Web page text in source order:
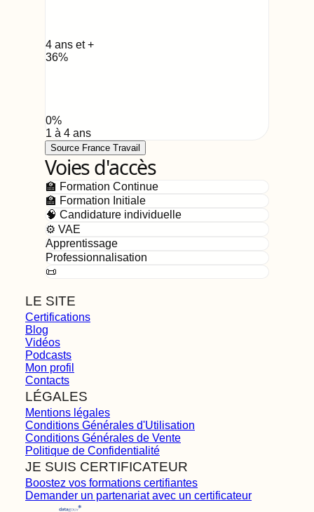
4 ans et +
36%
0%
1 à 4 ans
Source France Travail
Voies d'accès
🏫 Formation Continue
🏫 Formation Initiale
🧠 Candidature individuelle
⚙️ VAE
Apprentissage
Professionnalisation
📜
LE SITE
Certifications
Blog
Vidéos
Podcasts
Mon profil
Contacts
LÉGALES
Mentions légales
Conditions Générales d'Utilisation
Conditions Générales de Vente
Politique de Confidentialité
JE SUIS CERTIFICATEUR
Boostez vos formations certifiantes
Demander un partenariat avec un certificateur